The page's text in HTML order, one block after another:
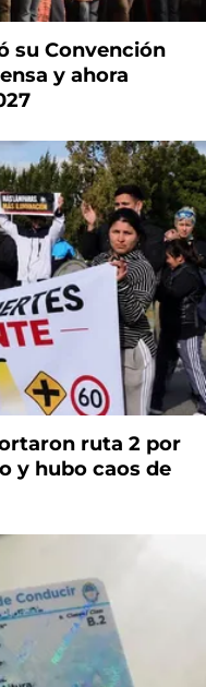
su Convención
y ahora
ruta 2 por
y hubo caos de